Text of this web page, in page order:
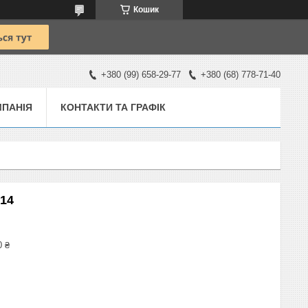
Кошик
+380 (99) 658-29-77 +380 (68) 778-71-40
КОНТАКТИ ТА ГРАФІК
₴